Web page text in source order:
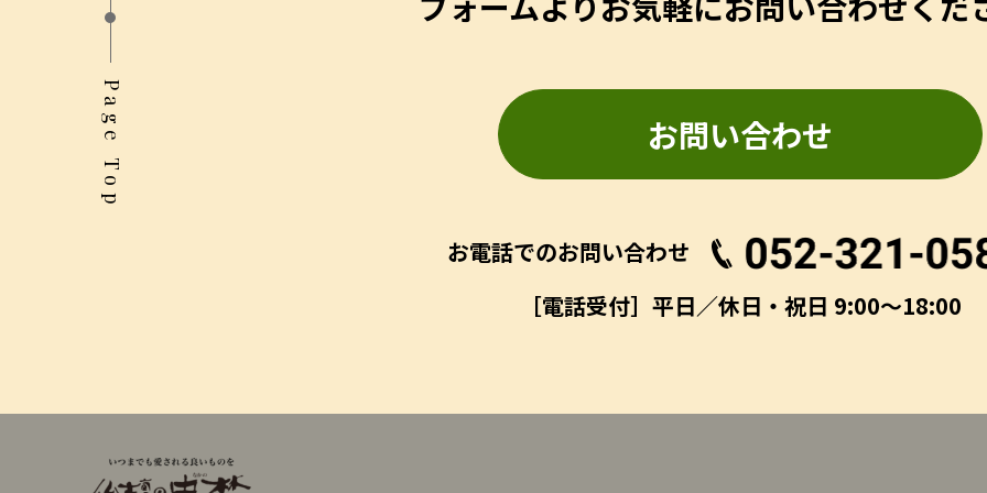
お問い合わせ
お電話でのお問い合わせ
［電話受付］平日／休日・祝日 9:00～18:00
Page Top